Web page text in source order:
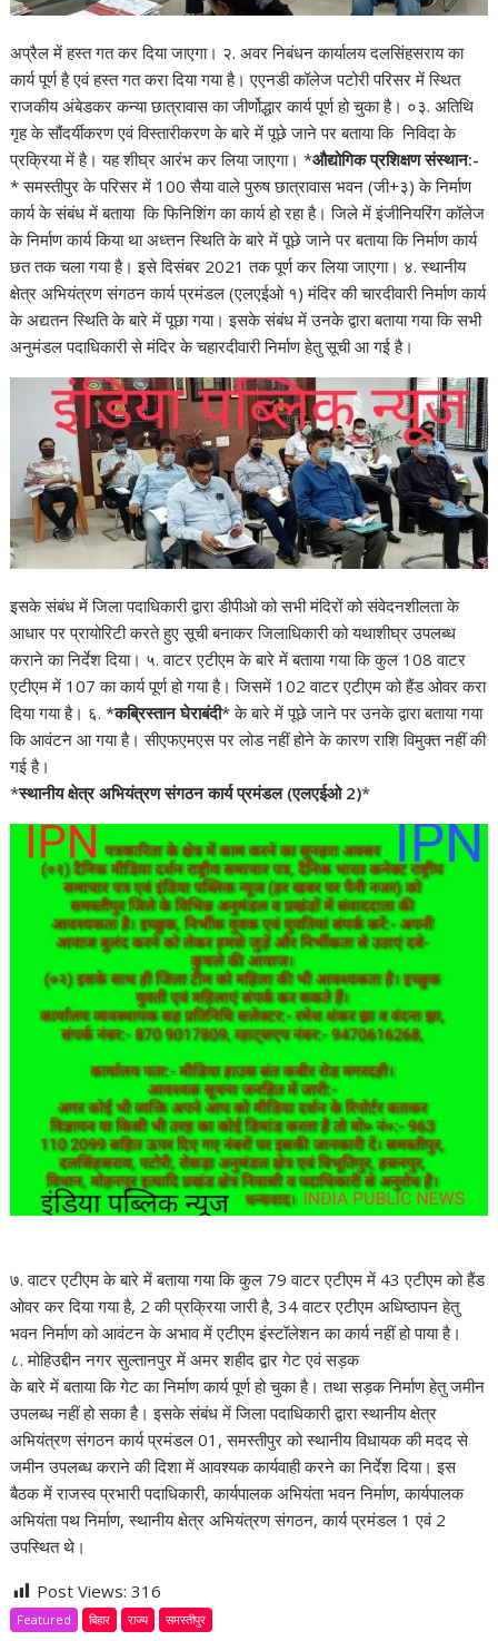
अप्रैल में हस्त गत कर दिया जाएगा। २. अवर निबंधन कार्यालय दलसिंहसराय का
कार्य पूर्ण है एवं हस्त गत करा दिया गया है। एएनडी कॉलेज पटोरी परिसर में स्थित
राजकीय अंबेडकर कन्या छात्रावास का जीर्णोद्धार कार्य पूर्ण हो चुका है। ०३. अतिथि
गृह के सौंदर्यीकरण एवं विस्तारीकरण के बारे में पूछे जाने पर बताया कि निविदा के
प्रक्रिया में है। यह शीघ्र आरंभ कर लिया जाएगा। *औद्योगिक प्रशिक्षण संस्थान:-
* समस्तीपुर के परिसर में 100 सैया वाले पुरुष छात्रावास भवन (जी+३) के निर्माण
कार्य के संबंध में बताया कि फिनिशिंग का कार्य हो रहा है। जिले में इंजीनियरिंग कॉलेज
के निर्माण कार्य किया था अध्त्तन स्थिति के बारे में पूछे जाने पर बताया कि निर्माण कार्य
छत तक चला गया है। इसे दिसंबर 2021 तक पूर्ण कर लिया जाएगा। ४. स्थानीय
क्षेत्र अभियंत्रण संगठन कार्य प्रमंडल (एलएईओ १) मंदिर की चारदीवारी निर्माण कार्य
के अद्यतन स्थिति के बारे में पूछा गया। इसके संबंध में उनके द्वारा बताया गया कि सभी
अनुमंडल पदाधिकारी से मंदिर के चहारदीवारी निर्माण हेतु सूची आ गई है।
इसके संबंध में जिला पदाधिकारी द्वारा डीपीओ को सभी मंदिरों को संवेदनशीलता के
आधार पर प्रायोरिटी करते हुए सूची बनाकर जिलाधिकारी को यथाशीघ्र उपलब्ध
कराने का निर्देश दिया। ५. वाटर एटीएम के बारे में बताया गया कि कुल 108 वाटर
एटीएम में 107 का कार्य पूर्ण हो गया है। जिसमें 102 वाटर एटीएम को हैंड ओवर करा
दिया गया है। ६. *कब्रिस्तान घेराबंदी* के बारे में पूछे जाने पर उनके द्वारा बताया गया
कि आवंटन आ गया है। सीएफएमएस पर लोड नहीं होने के कारण राशि विमुक्त नहीं की
गई है।
*स्थानीय क्षेत्र अभियंत्रण संगठन कार्य प्रमंडल (एलएईओ 2)*
७. वाटर एटीएम के बारे में बताया गया कि कुल 79 वाटर एटीएम में 43 एटीएम को हैंड
ओवर कर दिया गया है, 2 की प्रक्रिया जारी है, 34 वाटर एटीएम अधिष्ठापन हेतु
भवन निर्माण को आवंटन के अभाव में एटीएम इंस्टॉलेशन का कार्य नहीं हो पाया है।
८. मोहिउद्दीन नगर सुल्तानपुर में अमर शहीद द्वार गेट एवं सड़क
के बारे में बताया कि गेट का निर्माण कार्य पूर्ण हो चुका है। तथा सड़क निर्माण हेतु जमीन
उपलब्ध नहीं हो सका है। इसके संबंध में जिला पदाधिकारी द्वारा स्थानीय क्षेत्र
अभियंत्रण संगठन कार्य प्रमंडल 01, समस्तीपुर को स्थानीय विधायक की मदद से
जमीन उपलब्ध कराने की दिशा में आवश्यक कार्यवाही करने का निर्देश दिया। इस
बैठक में राजस्व प्रभारी पदाधिकारी, कार्यपालक अभियंता भवन निर्माण, कार्यपालक
अभियंता पथ निर्माण, स्थानीय क्षेत्र अभियंत्रण संगठन, कार्य प्रमंडल 1 एवं 2
उपस्थित थे।
Post Views:316
Featured बिहार राज्य समस्तीपुर